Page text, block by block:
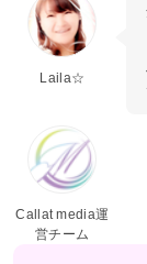
Laila☆
Callat media運
営チーム